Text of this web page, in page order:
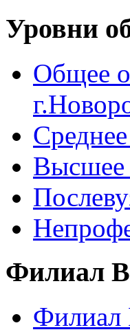
Уровни
Общее
Высшее
Филиал
Филиал